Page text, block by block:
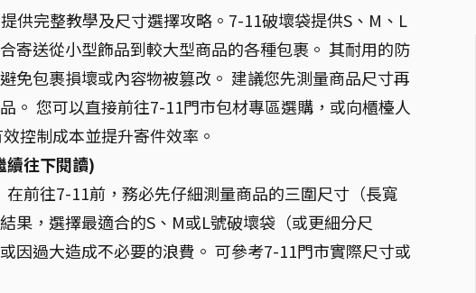
供完整教學及尺寸選擇攻略。7-11破壞袋提供S、M、L
寄送從小型飾品到較大型商品的各種包裹。 其耐用的防
免包裹損壞或內容物被篡改。 建議您先測量商品尺寸再
。 您可以直接前往7-11門市包材專區選購，或向櫃檯人
控制成本並提升寄件效率。
續往下閱讀)
在前往7-11前，務必先仔細測量商品的三圍尺寸（長寬
果，選擇最適合的S、M或L號破壞袋（或更細分尺
因過大造成不必要的浪費。 可參考7-11門市實際尺寸或